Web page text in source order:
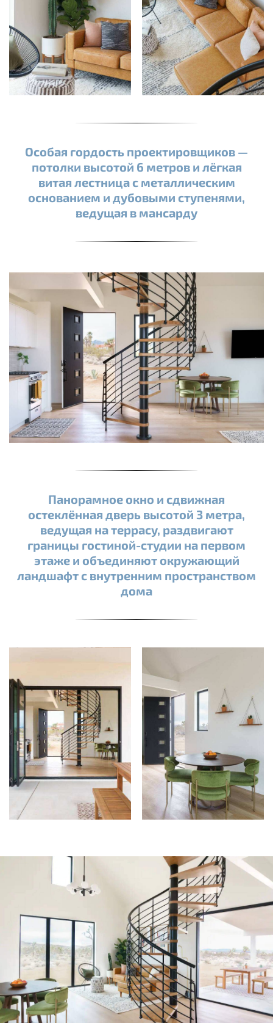
Особая гордость проектировщиков —
потолки высотой 6 метров и лёгкая
витая лестница с металлическим
основанием и дубовыми ступенями,
ведущая в мансарду
Панорамное окно и сдвижная
остеклённая дверь высотой 3 метра,
ведущая на террасу, раздвигают
границы гостиной-студии на первом
этаже и объединяют окружающий
ландшафт с внутренним пространством
дома